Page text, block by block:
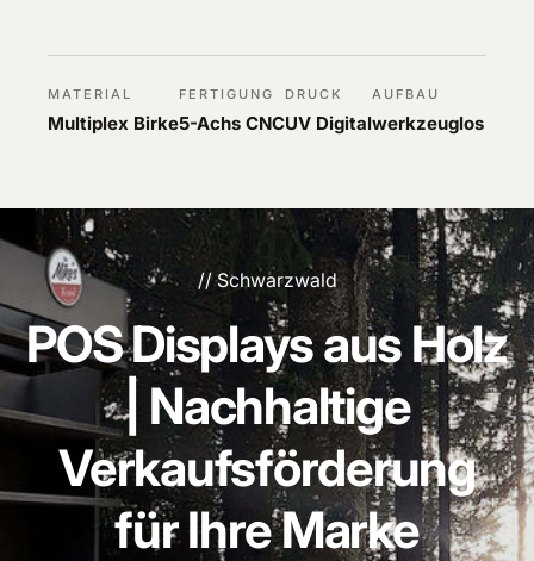
MATERIAL
Multiplex Birke
FERTIGUNG
5-Achs CNC
DRUCK
UV Digital
AUFBAU
werkzeuglos
// Schwarzwald
POS Displays aus Holz
| Nachhaltige
Verkaufsförderung
für Ihre Marke